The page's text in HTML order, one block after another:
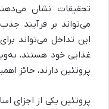
تحقیقات نشان
می‌تواند بر فرآیند
این تداخل می‌تواند
غذایی خود هستند،
پروتئین دارند، حائز
پروتئین یکی از اجزای